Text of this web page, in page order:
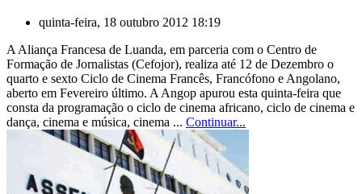
quinta-feira, 18 outubro 2012 18:19
A Aliança Francesa de Luanda, em parceria com o Centro de
Formação de Jornalistas (Cefojor), realiza até 12 de Dezembro o
quarto e sexto Ciclo de Cinema Francês, Francófono e Angolano,
aberto em Fevereiro último. A Angop apurou esta quinta-feira que
consta da programação o ciclo de cinema africano, ciclo de cinema e
dança, cinema e música, cinema ... Continuar...